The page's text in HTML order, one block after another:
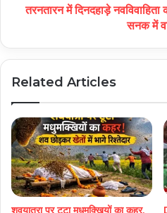
तरनतारन में दिनदहाड़े नवविवाहिता
सनक में
Related Articles
शवयात्रा पर टूटा मधुमक्खियों का कहर,